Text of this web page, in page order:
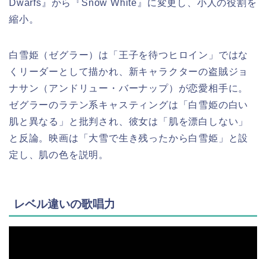
Dwarfs』から『Snow White』に変更し、小人の役割を
縮小。
白雪姫（ゼグラー）は「王子を待つヒロイン」ではな
くリーダーとして描かれ、新キャラクターの盗賊ジョ
ナサン（アンドリュー・バーナップ）が恋愛相手に。
ゼグラーのラテン系キャスティングは「白雪姫の白い
肌と異なる」と批判され、彼女は「肌を漂白しない」
と反論。映画は「大雪で生き残ったから白雪姫」と設
定し、肌の色を説明。
レベル違いの歌唱力